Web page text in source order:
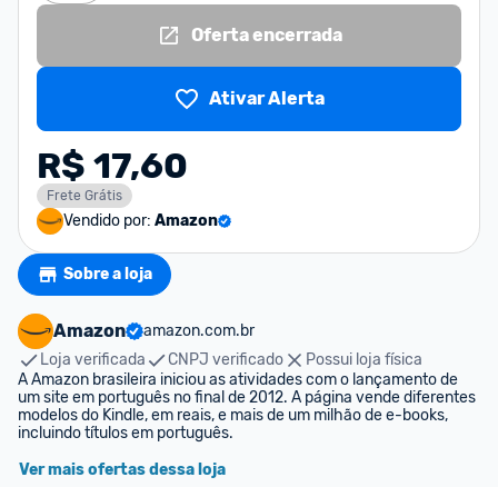
Oferta encerrada
Ativar Alerta
R$ 17,60
Frete Grátis
Vendido por: Amazon
Sobre a loja
Amazon
amazon.com.br
Loja verificada
CNPJ verificado
Possui loja física
A Amazon brasileira iniciou as atividades com o lançamento de
um site em português no final de 2012. A página vende diferentes
modelos do Kindle, em reais, e mais de um milhão de e-books,
incluindo títulos em português.
Ver mais ofertas dessa loja